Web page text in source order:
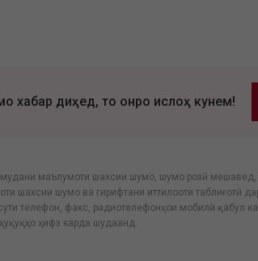
хабар диҳед, то онро ислоҳ кунем!
маълумоти шахсии шумо, шумо розӣ мешавед,
шахсии шумо ва гирифтани иттилооти таблиғотӣ
телефон, факс, радиотелефонҳои мобилӣ қабул
ҳифз карда шудаанд.